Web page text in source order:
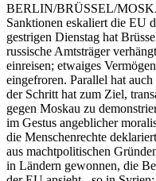
BERLIN/BRÜSSEL/
Sanktionen eskaliert die EU
gestrigen Dienstag hat
russische Amtsträger
einreisen; etwaiges
eingefroren. Parallel hat
der Schritt hat zum Ziel,
gegen Moskau zu
im Gestus angeblicher
die Menschenrechte
aus machtpolitischen
in Ländern gewonnen, die